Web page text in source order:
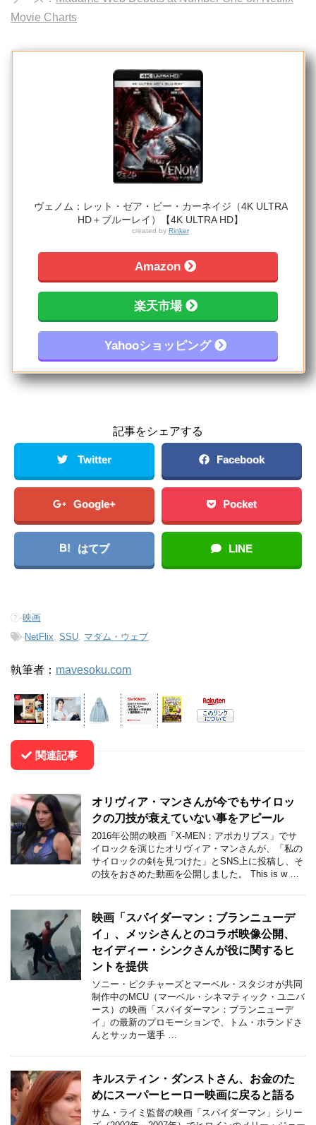
Movie Charts
ヴェノム：レット・ゼア・ビー・カーネイジ（4K ULTRA
HD＋ブルーレイ）【4K ULTRA HD】
created by Rinker
Amazon
楽天市場
Yahooショッピング
記事をシェアする
Twitter Facebook
Google+ Pocket
B! はてブ LINE
-映画
-NetFlix ,SSU マダム・ウェブ
執筆者： mavesoku.com
関連記事
オリヴィア・マンさんが今でもサイロッ
クの刀技が衰えていない事をアピール
2016年公開の映画「X-MEN：アポカリプス」でサ
イロックを演じたオリヴィア・マンさんが、「私の
サイロックの剣を見つけた」とSNS上に投稿し、そ
の技をおさめた動画を公開しました。 This is w …
映画「スパイダーマン：ブランニューデ
イ」、メッシさんとのコラボ映像公開、
セイディー・シンクさんが役に関するヒ
ントを提供
ソニー・ピクチャーズとマーベル・スタジオが共同
制作中のMCU（マーベル・シネマティック・ユニバ
ース）の映画「スパイダーマン：ブランニューデ
イ」の最新のプロモーションで、トム・ホランドさ
んとサッカー選手 …
キルスティン・ダンストさん、お金のた
めにスーパーヒーロー映画に戻ると語る
サム・ライミ監督の映画「スパイダーマン」シリー